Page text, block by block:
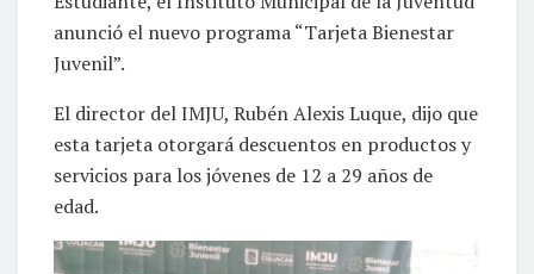
anunció el nuevo programa “Tarjeta Bienestar
Juvenil”.
El director del IMJU, Rubén Alexis Luque, dijo que
esta tarjeta otorgará descuentos en productos y
servicios para los jóvenes de 12 a 29 años de
edad.